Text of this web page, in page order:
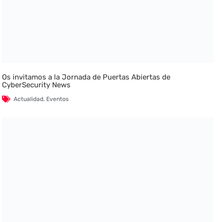
Os invitamos a la Jornada de Puertas Abiertas de
CyberSecurity News
Actualidad, Eventos